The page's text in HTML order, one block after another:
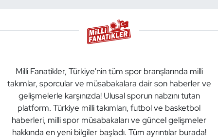
Milli Fanatikler, Türkiye'nin tüm spor branşlarında milli
takımlar, sporcular ve müsabakalara dair son haberler ve
gelişmelerle karşınızda! Ulusal sporun nabzını tutan
platform. Türkiye milli takımları, futbol ve basketbol
haberleri, milli spor müsabakaları ve güncel gelişmeler
hakkında en yeni bilgiler başladı. Tüm ayrıntılar burada!